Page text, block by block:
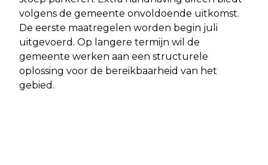
volgens de gemeente onvoldoende uitkomst.
De eerste maatregelen worden begin juli
uitgevoerd. Op langere termijn wil de
gemeente werken aan een structurele
oplossing voor de bereikbaarheid van het
gebied.